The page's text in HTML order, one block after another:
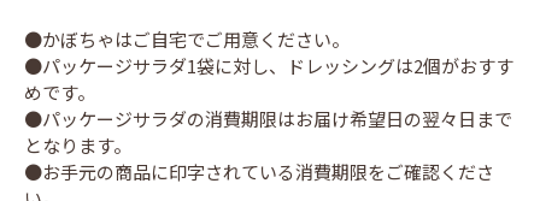
●かぼちゃはご自宅でご用意ください。
●パッケージサラダ1袋に対し、ドレッシングは2個がおすす
めです。
●パッケージサラダの消費期限はお届け希望日の翌々日まで
となります。
●お手元の商品に印字されている消費期限をご確認くださ